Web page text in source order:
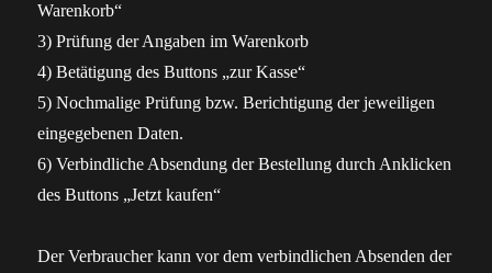
Warenkorb“
3) Prüfung der Angaben im Warenkorb
4) Betätigung des Buttons „zur Kasse“
5) Nochmalige Prüfung bzw. Berichtigung der jeweiligen
eingegebenen Daten.
6) Verbindliche Absendung der Bestellung durch Anklicken
des Buttons „Jetzt kaufen“
Der Verbraucher kann vor dem verbindlichen Absenden der